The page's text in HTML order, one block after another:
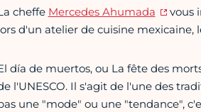
cheffe Mercedes Ahumada
vous
d'un atelier de cuisine mexicaine,
día de muertos, ou La fête des
l'UNESCO. Il s'agit de l'une des
une "mode" ou une "tendance",